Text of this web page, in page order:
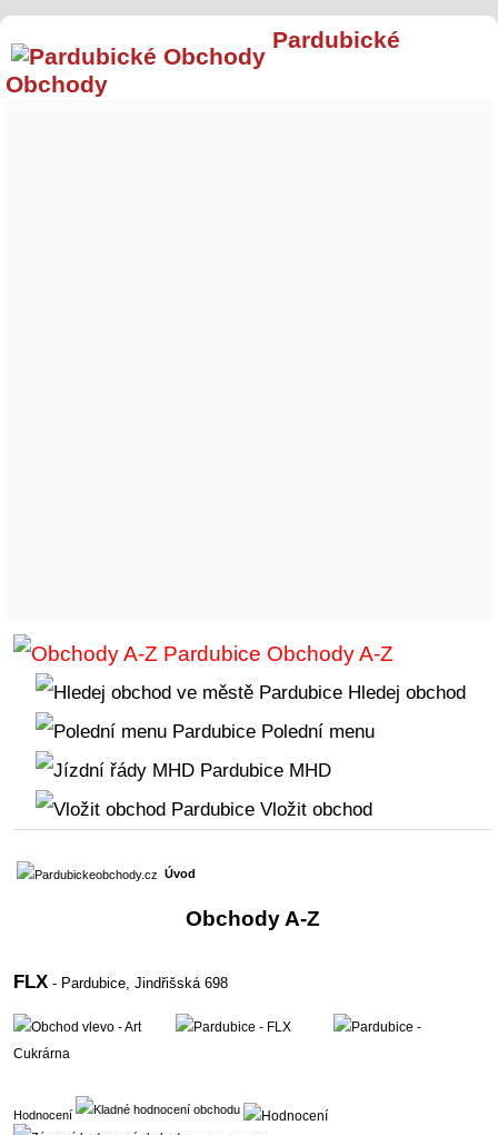
Pardubické
Obchody
Obchody A-Z
Hledej obchod
Polední menu
MHD
Vložit obchod
Úvod
Obchody A-Z
FLX - Pardubice,Jindřišská 698
Hodnocení